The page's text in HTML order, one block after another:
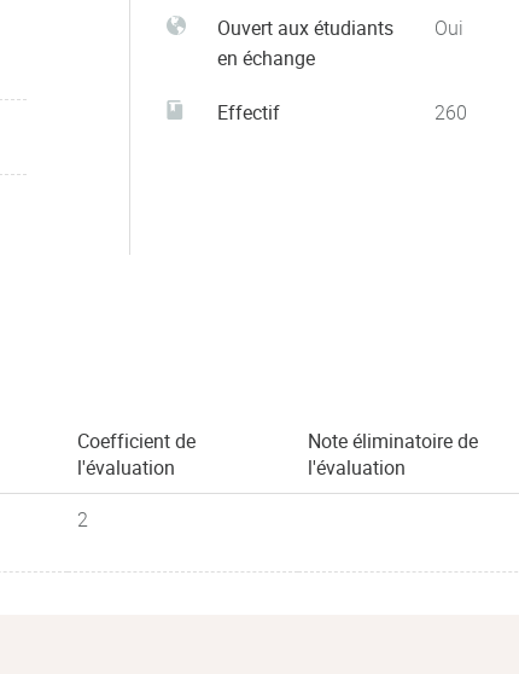
Ouvert aux étudiants
en échange
Oui
Effectif 260
Coefficient de
l'évaluation
Note éliminatoire de
l'évaluation
2